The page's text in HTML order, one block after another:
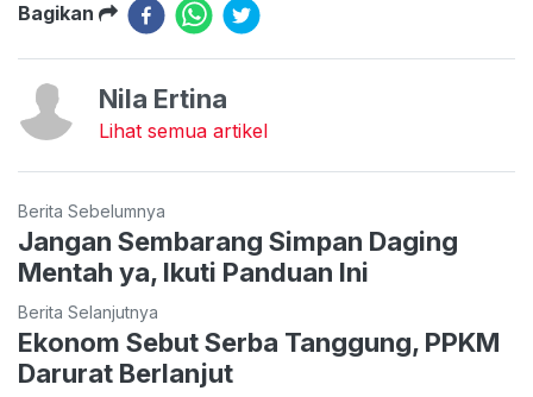
Bagikan
Nila Ertina
Lihat semua artikel
Berita Sebelumnya
Jangan Sembarang Simpan Daging
Mentah ya, Ikuti Panduan Ini
Berita Selanjutnya
Ekonom Sebut Serba Tanggung, PPKM
Darurat Berlanjut